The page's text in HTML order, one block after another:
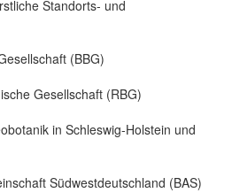
Standorts- und
(BBG)
Gesellschaft (RBG)
in Schleswig-Holstein und
Südwestdeutschland (BAS)